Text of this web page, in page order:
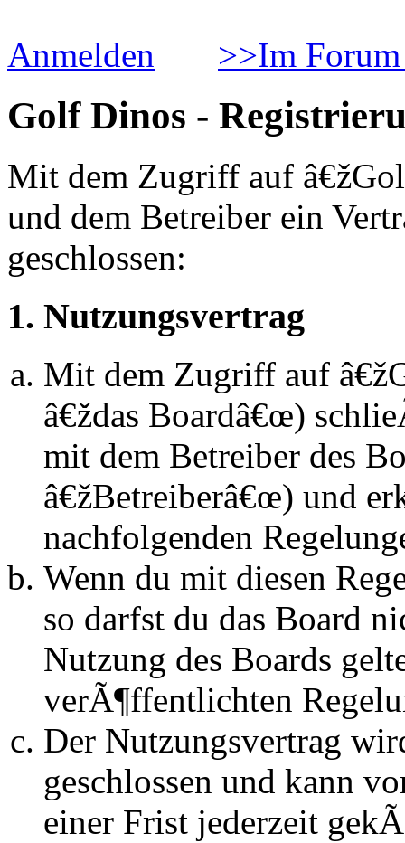
Anmelden >>Im
Golf Dinos -
Mit dem Zugriff auf
und dem Betreiber ein
geschlossen:
1. Nutzungsvertrag
Mit dem Zugriff auf
â€ždas Boardâ€œ)
mit dem Betreiber des
â€žBetreiberâ€œ) und
nachfolgenden
Wenn du mit diesen
so darfst du das Board
Nutzung des Boards
verÃ¶ffentlichten
Der Nutzungsvertrag
geschlossen und kann
einer Frist jederzeit